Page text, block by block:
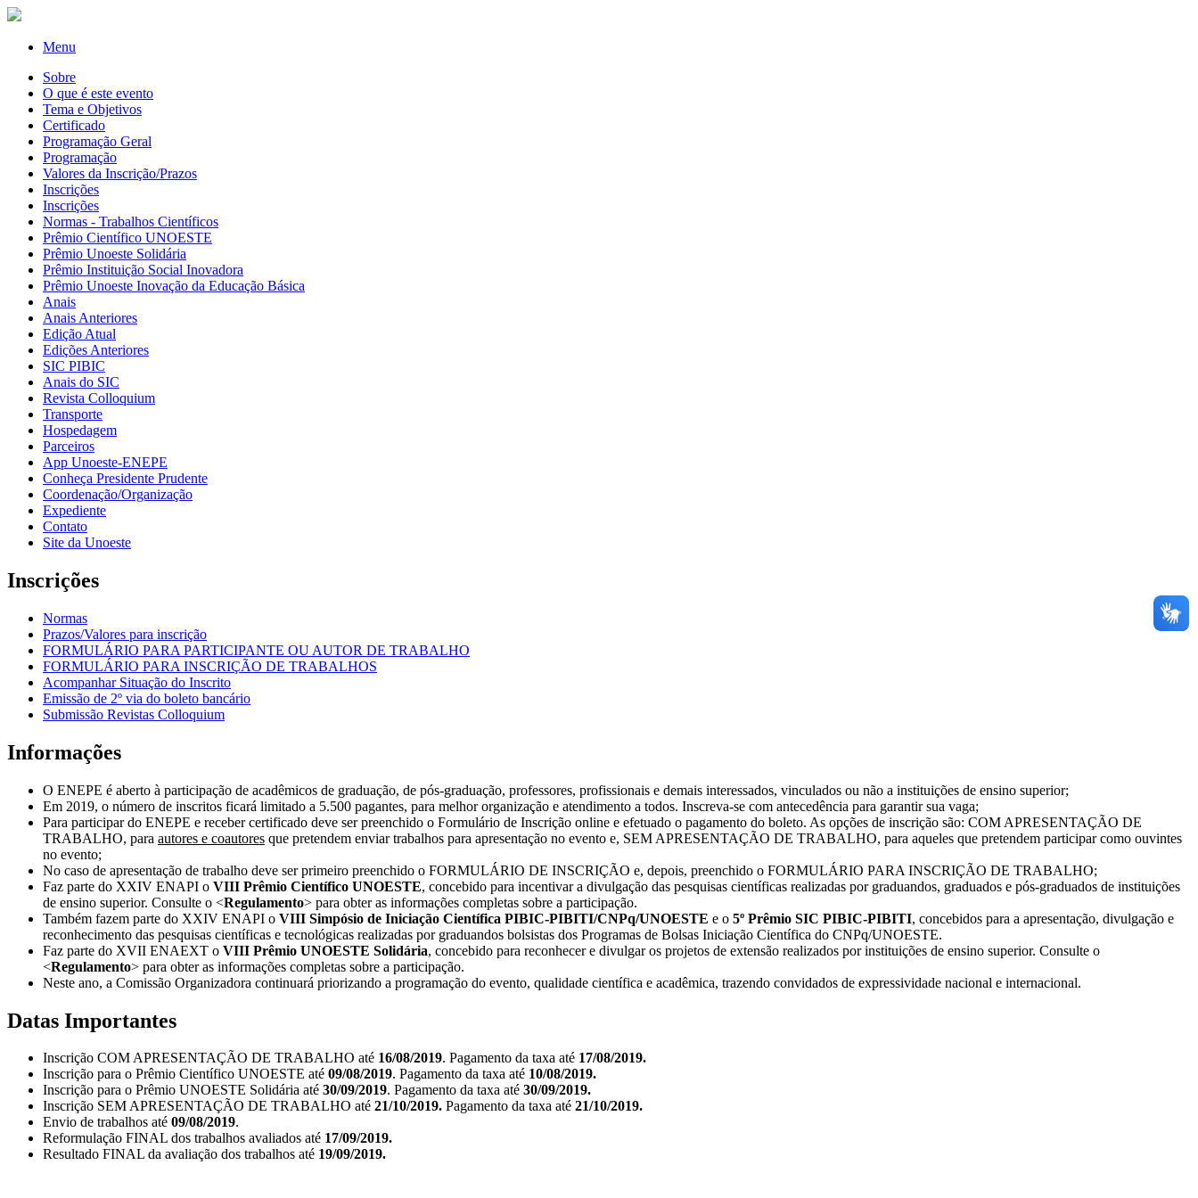
Menu
Sobre
O que é este evento
Tema e Objetivos
Certificado
Programação Geral
Programação
Valores da Inscrição/Prazos
Inscrições
Inscrições
Normas - Trabalhos Científicos
Prêmio Científico UNOESTE
Prêmio Unoeste Solidária
Prêmio Instituição Social Inovadora
Prêmio Unoeste Inovação da Educação Básica
Anais
Anais Anteriores
Edição Atual
Edições Anteriores
SIC PIBIC
Anais do SIC
Revista Colloquium
Transporte
Hospedagem
Parceiros
App Unoeste-ENEPE
Conheça Presidente Prudente
Coordenação/Organização
Expediente
Contato
Site da Unoeste
Inscrições
Normas
Prazos/Valores para inscrição
FORMULÁRIO PARA PARTICIPANTE OU AUTOR DE TRABALHO
FORMULÁRIO PARA INSCRIÇÃO DE TRABALHOS
Acompanhar Situação do Inscrito
Emissão de 2º via do boleto bancário
Submissão Revistas Colloquium
Informações
O ENEPE é aberto à participação de acadêmicos de graduação, de pós-graduação, professores, profissionais e demais interessados, vinculados ou não a instituições de ensino superior;
Em 2019, o número de inscritos ficará limitado a 5.500 pagantes, para melhor organização e atendimento a todos. Inscreva-se com antecedência para garantir sua vaga;
Para participar do ENEPE e receber certificado deve ser preenchido o Formulário de Inscrição online e efetuado o pagamento do boleto. As opções de inscrição são: COM APRESENTAÇÃO DE
TRABALHO, para autores e coautores que pretendem enviar trabalhos para apresentação no evento e, SEM APRESENTAÇÃO DE TRABALHO, para aqueles que pretendem participar como ouvintes
no evento;
No caso de apresentação de trabalho deve ser primeiro preenchido o FORMULÁRIO DE INSCRIÇÃO e, depois, preenchido o FORMULÁRIO PARA INSCRIÇÃO DE TRABALHO;
Faz parte do XXIV ENAPI o VIII Prêmio Científico UNOESTE, concebido para incentivar a divulgação das pesquisas científicas realizadas por graduandos, graduados e pós-graduados de instituições
de ensino superior. Consulte o <Regulamento> para obter as informações completas sobre a participação.
Também fazem parte do XXIV ENAPI o VIII Simpósio de Iniciação Científica PIBIC-PIBITI/CNPq/UNOESTE e o 5º Prêmio SIC PIBIC-PIBITI, concebidos para a apresentação, divulgação e
reconhecimento das pesquisas científicas e tecnológicas realizadas por graduandos bolsistas dos Programas de Bolsas Iniciação Científica do CNPq/UNOESTE.
Faz parte do XVII ENAEXT o VIII Prêmio UNOESTE Solidária, concebido para reconhecer e divulgar os projetos de extensão realizados por instituições de ensino superior. Consulte o
<Regulamento> para obter as informações completas sobre a participação.
Neste ano, a Comissão Organizadora continuará priorizando a programação do evento, qualidade científica e acadêmica, trazendo convidados de expressividade nacional e internacional.
Datas Importantes
Inscrição COM APRESENTAÇÃO DE TRABALHO até 16/08/2019. Pagamento da taxa até 17/08/2019.
Inscrição para o Prêmio Científico UNOESTE até 09/08/2019. Pagamento da taxa até 10/08/2019.
Inscrição para o Prêmio UNOESTE Solidária até 30/09/2019. Pagamento da taxa até 30/09/2019.
Inscrição SEM APRESENTAÇÃO DE TRABALHO até 21/10/2019. Pagamento da taxa até 21/10/2019.
Envio de trabalhos até 09/08/2019.
Reformulação FINAL dos trabalhos avaliados até 17/09/2019.
Resultado FINAL da avaliação dos trabalhos até 19/09/2019.